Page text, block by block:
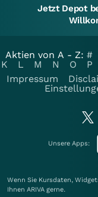
Jetzt Depot
Aktien von A - Z: #
K
L M N O P
Impressum
Unsere Apps:
Wenn Sie Kursdaten,
Ihnen ARIVA gerne.